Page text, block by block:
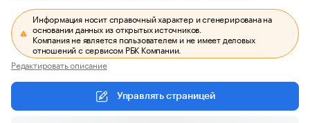
Информация носит справочный характер и сгенерирована на
основании данных из открытых источников.
Компания не является пользователем и не имеет деловых
отношений с сервисом РБК Компании.
Редактировать описание
Управлять страницей